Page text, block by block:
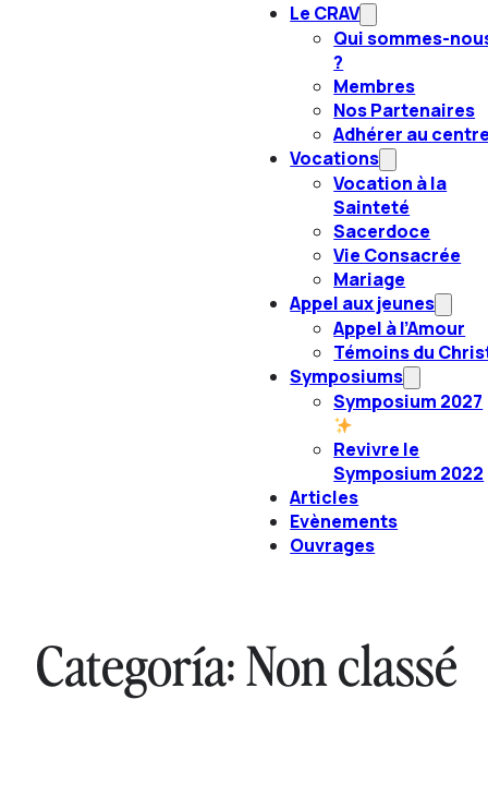
Le CRAV
Qui sommes-
?
Membres
Nos Partenaires
Adhérer au
Vocations
Vocation à la
Sainteté
Sacerdoce
Vie Consacrée
Mariage
Appel aux jeunes
Appel à l’Amour
Témoins du
Symposiums
Symposium 2027
Revivre le
Symposium 2022
Articles
Evènements
Ouvrages
Categoría:Non classé